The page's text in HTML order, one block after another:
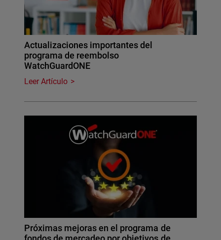
Actualizaciones importantes del
programa de reembolso
WatchGuardONE
Leer Artículo
Próximas mejoras en el programa de